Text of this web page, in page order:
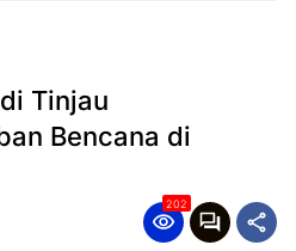
Tinjau
Bencana di
202